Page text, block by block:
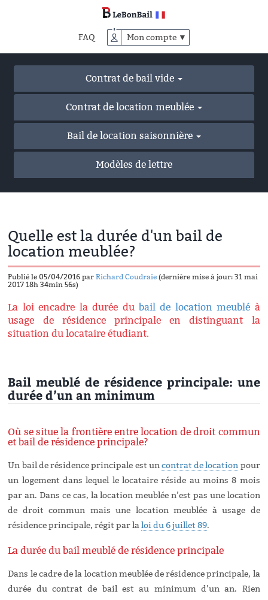
FAQ Mon compte ▼
Contrat de bail vide
Contrat de location meublée
Bail de location saisonnière
Modèles de lettre
Quelle est la durée d'un bail de
location meublée?
Publié le 05/04/2016 parRichard Coudraie (dernière mise à jour: 31 mai
2017 18h 34min 56s)
La loi encadre la durée du bail de location meublé à
usage de résidence principale en distinguant la
situation du locataire étudiant.
Bail meublé de résidence principale: une
durée d’un an minimum
Où se situe la frontière entre location de droit commun
et bail de résidence principale?
Un bail de résidence principale est uncontrat de location pour
un logement dans lequel le locataire réside au moins 8 mois
par an. Dans ce cas, la location meublée n’est pas une location
de droit commun mais une location meublée à usage de
résidence principale, régit par laloi du 6 juillet 89.
La durée du bail meublé de résidence principale
Dans le cadre de la location meublée de résidence principale, la
durée du contrat de bail est au minimum d’un an. Rien